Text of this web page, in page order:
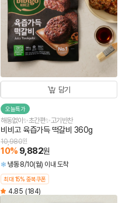
담기
오늘특가
해동없이✨초간편✨고기반찬
비비고 육즙가득 떡갈비 360g
10,980원
10% 9,882원
냉동 8/10(월) 이내 도착
최대 15% 중복쿠폰
4.85 (184)